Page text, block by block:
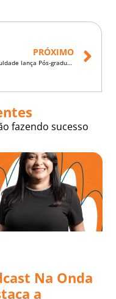
PRÓXIMO
Faculdade lança Pós-graduação em IA para Médicos
fazendo sucesso
Na Onda
a